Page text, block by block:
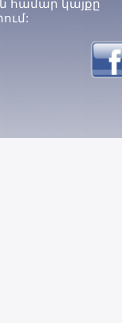
համար կայքը